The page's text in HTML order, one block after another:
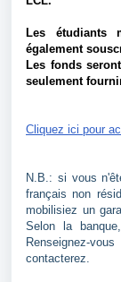
Les étudiants
également
Les fonds
seulement
Cliquez ici pour
N.B.: si vous
français non
mobilisiez un
Selon la
Renseignez-
contacterez.